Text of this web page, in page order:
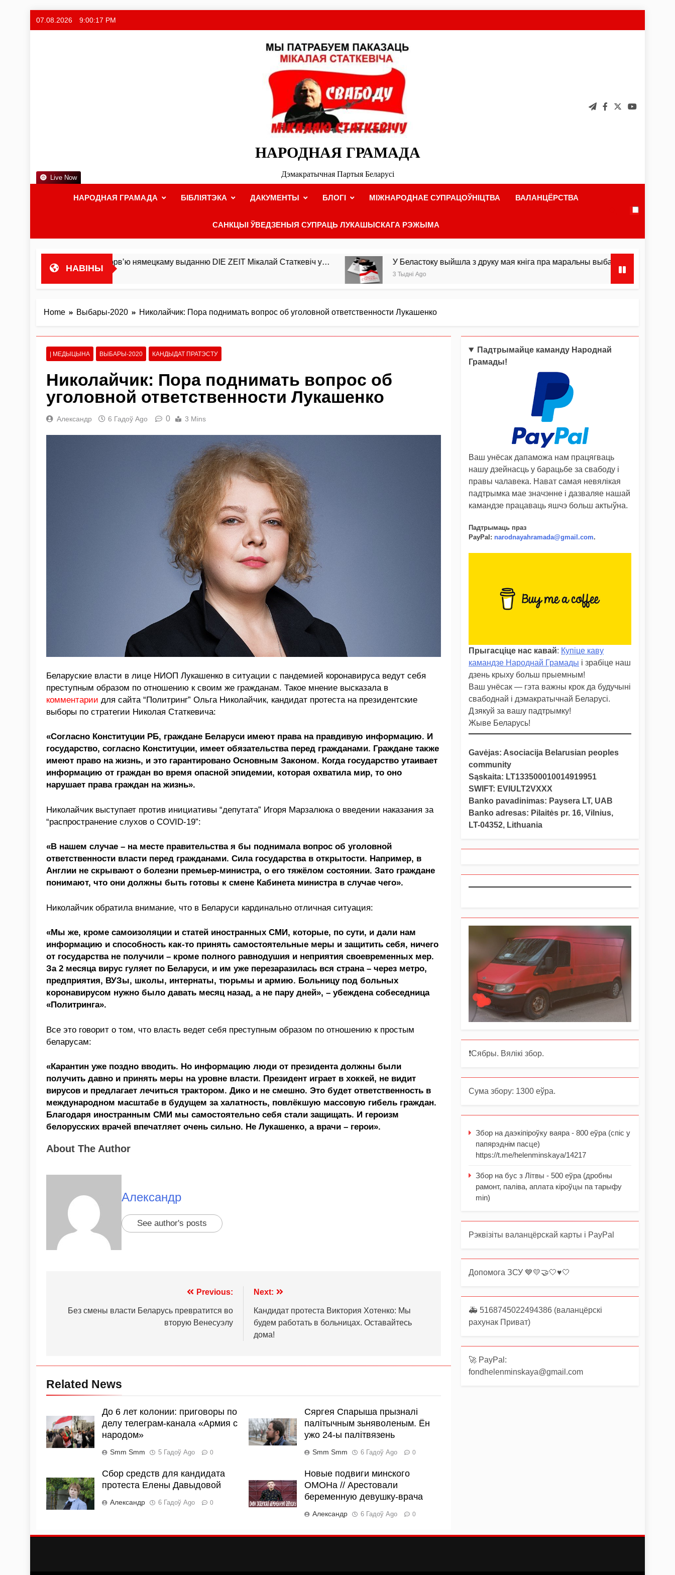
07.08.2026 9:00:18 PM
НАРОДНАЯ ГРАМАДА
Дэмакратычная Партыя Беларусі
НАРОДНАЯ ГРАМАДА БІБЛІЯТЭКА ДАКУМЕНТЫ БЛОГІ МІЖНАРОДНАЕ СУПРАЦОЎНІЦТВА ВАЛАНЦЁРСТВА
САНКЦЫІ ЎВЕДЗЕНЫЯ СУПРАЦЬ ЛУКАШЫСКАГА РЭЖЫМА
Live Now
НАВІНЫ
інтэрв’ю нямецкаму выданню DIE ZEIT Мікалай Статкевіч у… У Беластоку выйшла з друку мая кніга пра маральны выбар і інстынкты
3 Тыдні Ago
Home Выбары-2020 Николайчик: Пора поднимать вопрос об уголовной ответственности Лукашенко
| МЕДЫЦЫНА ВЫБАРЫ-2020 КАНДЫДАТ ПРАТЭСТУ
Николайчик: Пора поднимать вопрос об
уголовной ответственности Лукашенко
Александр 6 Гадоў Ago 0 3 Mins
Беларуские власти в лице НИОП Лукашенко в ситуации с пандемией коронавируса ведут себя
преступным образом по отношению к своим же гражданам. Такое мнение высказала в
комментарии для сайта “Политринг” Ольга Николайчик, кандидат протеста на президентские
выборы по стратегии Николая Статкевича:
«Согласно Конституции РБ, граждане Беларуси имеют права на правдивую информацию. И
государство, согласно Конституции, имеет обязательства перед гражданами. Граждане также
имеют право на жизнь, и это гарантировано Основным Законом. Когда государство утаивает
информацию от граждан во время опасной эпидемии, которая охватила мир, то оно
нарушает права граждан на жизнь».
Николайчик выступает против инициативы “депутата” Игоря Марзалюка о введении наказания за
“распространение слухов о COVID-19”:
«В нашем случае – на месте правительства я бы поднимала вопрос об уголовной
ответственности власти перед гражданами. Сила государства в открытости. Например, в
Англии не скрывают о болезни премьер-министра, о его тяжёлом состоянии. Зато граждане
понимают, что они должны быть готовы к смене Кабинета министра в случае чего».
Николайчик обратила внимание, что в Беларуси кардинально отличная ситуация:
«Мы же, кроме самоизоляции и статей иностранных СМИ, которые, по сути, и дали нам
информацию и способность как-то принять самостоятельные меры и защитить себя, ничего
от государства не получили – кроме полного равнодушия и неприятия своевременных мер.
За 2 месяца вирус гуляет по Беларуси, и им уже перезаразилась вся страна – через метро,
предприятия, ВУЗы, школы, интернаты, тюрьмы и армию. Больницу под больных
коронавирусом нужно было давать месяц назад, а не пару дней», – убеждена собеседница
«Политринга».
Все это говорит о том, что власть ведет себя преступным образом по отношению к простым
беларусам:
«Карантин уже поздно вводить. Но информацию люди от президента должны были
получить давно и принять меры на уровне власти. Президент играет в хоккей, не видит
вирусов и предлагает лечиться трактором. Дико и не смешно. Это будет ответственность в
международном масштабе в будущем за халатность, повлёкшую массовую гибель граждан.
Благодаря иностранным СМИ мы самостоятельно себя стали защищать. И героизм
белорусских врачей впечатляет очень сильно. Не Лукашенко, а врачи – герои».
About The Author
Александр
See author's posts
Previous:
Без смены власти Беларусь превратится во
вторую Венесуэлу
Next:
Кандидат протеста Виктория Хотенко: Мы
будем работать в больницах. Оставайтесь
дома!
Related News
До 6 лет колонии: приговоры по
делу телеграм-канала «Армия с
народом»
Smm Smm 5 Гадоў Ago 0
Сяргея Спарыша прызналі
палітычным зьняволеным. Ён
ужо 24-ы палітвязень
Smm Smm 6 Гадоў Ago 0
Cбор средств для кандидата
протеста Елены Давыдовой
Александр 6 Гадоў Ago 0
Новые подвиги минского
ОМОНа // Арестовали
беременную девушку-врача
Александр 6 Гадоў Ago 0
Падтрымайце каманду Народнай
Грамады!
Ваш унёсак дапаможа нам працягваць
нашу дзейнасць у барацьбе за свабоду і
правы чалавека. Нават самая невялікая
падтрымка мае значэнне і дазваляе нашай
камандзе працаваць яшчэ больш актыўна.
Падтрымаць праз
PayPal : narodnayahramada@gmail.com.
Прыгасціце нас кавай: Купіце каву
камандзе Народнай Грамады і зрабіце наш
дзень крыху больш прыемным!
Ваш унёсак — гэта важны крок да будучыні
свабоднай і дэмакратычнай Беларусі.
Дзякуй за вашу падтрымку!
Жыве Беларусь!
Gavėjas: Asociacija Belarusian peoples
community
Sąskaita: LT133500010014919951
SWIFT: EVIULT2VXXX
Banko pavadinimas: Paysera LT, UAB
Banko adresas: Pilaitės pr. 16, Vilnius,
LT-04352, Lithuania
❗️Сябры. Вялікі збор.
Сума збору: 1300 еўра.
Збор на даэкіпіроўку ваяра - 800 еўра (спіс у
папярэднім пасце)
https://t.me/helenminskaya/14217
Збор на бус з Літвы - 500 еўра (дробны
рамонт, паліва, аплата кіроўцы па тарыфу
min)
Рэквізіты валанцёрскай карты і PayPal
Допомога ЗСУ 💙💛🤝🤍♥️🤍
🚑 5168745022494386 (валанцёрскі
рахунак Приват)
🚀 PayPal:
fondhelenminskaya@gmail.com